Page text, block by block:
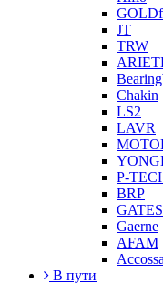
JT
TRW
Chakin
LS2
LAVR
P-
BRP
GATES
Gaerne
AFAM
В пути